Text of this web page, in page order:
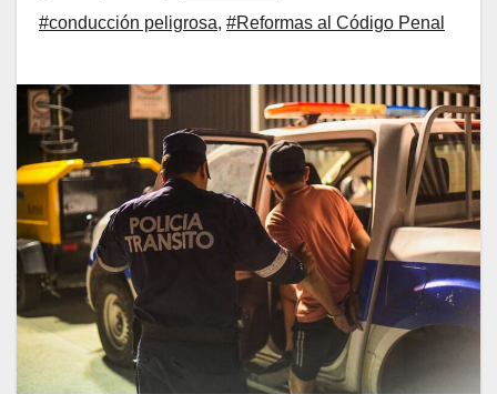
#conducción peligrosa, #Reformas al Código Penal